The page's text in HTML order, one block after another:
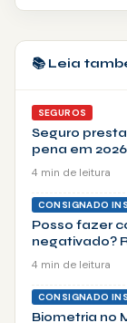
📚 Leia
SEGUROS
Seguro
pena em
4 min de leitura
CONSIGNADO
Posso fazer
negativado?
4 min de leitura
CONSIGNADO
Biometria no